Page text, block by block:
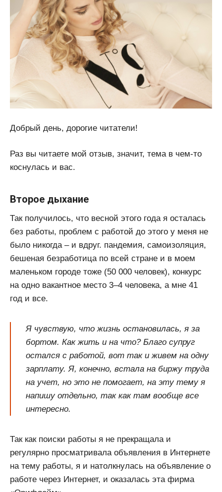
Добрый день, дорогие читатели!
Раз вы читаете мой отзыв, значит, тема в чем-то
коснулась и вас.
Второе дыхание
Так получилось, что весной этого года я осталась
без работы, проблем с работой до этого у меня не
было никогда – и вдруг. пандемия, самоизоляция,
бешеная безработица по всей стране и в моем
маленьком городе тоже (50 000 человек), конкурс
на одно вакантное место 3–4 человека, а мне 41
год и все.
Я чувствую, что жизнь остановилась, я за
бортом. Как жить и на что? Благо супруг
остался с работой, вот так и живем на одну
зарплату. Я, конечно, встала на биржу труда
на учет, но это не помогает, на эту тему я
напишу отдельно, так как там вообще все
интересно.
Так как поиски работы я не прекращала и
регулярно просматривала объявления в Интернете
на тему работы, я и натолкнулась на объявление о
работе через Интернет, и оказалась эта фирма